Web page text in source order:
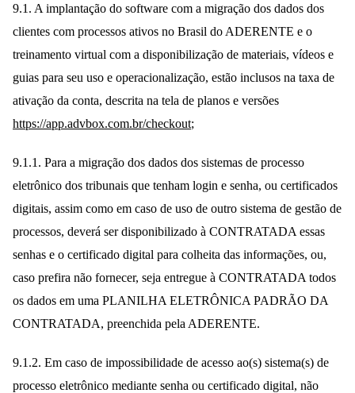
9.1. A implantação do software com a migração dos dados dos
clientes com processos ativos no Brasil do ADERENTE e o
treinamento virtual com a disponibilização de materiais, vídeos e
guias para seu uso e operacionalização, estão inclusos na taxa de
ativação da conta, descrita na tela de planos e versões
https://app.advbox.com.br/checkout;
9.1.1. Para a migração dos dados dos sistemas de processo
eletrônico dos tribunais que tenham login e senha, ou certificados
digitais, assim como em caso de uso de outro sistema de gestão de
processos, deverá ser disponibilizado à CONTRATADA essas
senhas e o certificado digital para colheita das informações, ou,
caso prefira não fornecer, seja entregue à CONTRATADA todos
os dados em uma PLANILHA ELETRÔNICA PADRÃO DA
CONTRATADA, preenchida pela ADERENTE.
9.1.2. Em caso de impossibilidade de acesso ao(s) sistema(s) de
processo eletrônico mediante senha ou certificado digital, não